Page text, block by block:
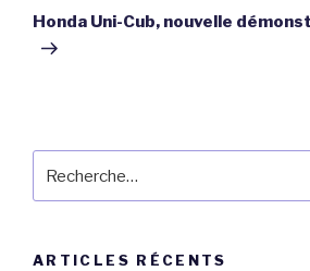
suivant
Honda Uni-Cub, nouvelle
ARTICLES RÉCENTS